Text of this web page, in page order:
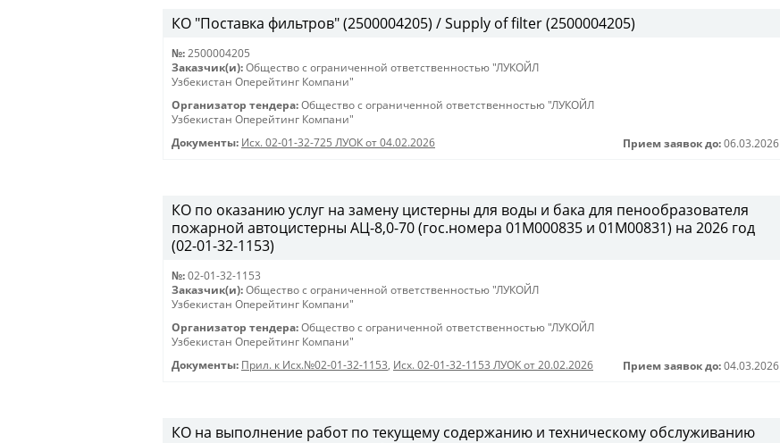
КО "Поставка фильтров" (2500004205) / Supply of filter (2500004205)
№: 2500004205
Заказчик(и): Общество с ограниченной ответственностью "ЛУКОЙЛ
Узбекистан Оперейтинг Компани"
Организатор тендера: Общество с ограниченной ответственностью "ЛУКОЙЛ
Узбекистан Оперейтинг Компани"
Документы: Исх. 02-01-32-725 ЛУОК от 04.02.2026 Прием заявок до: 06.03.2026
КО по оказанию услуг на замену цистерны для воды и бака для пенообразователя
пожарной автоцистерны АЦ-8,0-70 (гос.номера 01М000835 и 01М00831) на 2026 год
(02-01-32-1153)
№: 02-01-32-1153
Заказчик(и): Общество с ограниченной ответственностью "ЛУКОЙЛ
Узбекистан Оперейтинг Компани"
Организатор тендера: Общество с ограниченной ответственностью "ЛУКОЙЛ
Узбекистан Оперейтинг Компани"
Документы: Прил. к Исх.№02-01-32-1153, Исх. 02-01-32-1153 ЛУОК от 20.02.2026 Прием заявок до: 04.03.2026
КО на выполнение работ по текущему содержанию и техническому обслуживанию